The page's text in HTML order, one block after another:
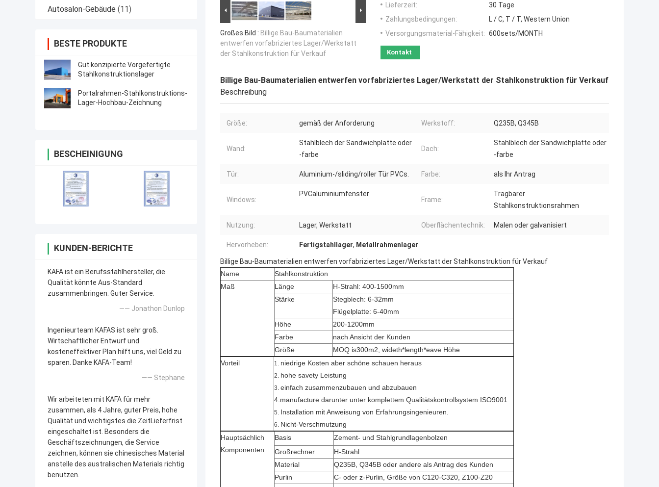
Autosalon-Gebäude (11)
BESTE PRODUKTE
Gut konzipierte Vorgefertigte
Stahlkonstruktionslager
Portalrahmen-Stahlkonstruktions-
Lager-Hochbau-Zeichnung
BESCHEINIGUNG
KUNDEN-BERICHTE
KAFA ist ein Berufsstahlhersteller, die
Qualität könnte Aus-Standard
zusammenbringen. Guter Service.
—— Jonathon Dunlop
Ingenieurteam KAFAS ist sehr groß.
Wirtschaftlicher Entwurf und
kosteneffektiver Plan hilft uns, viel Geld zu
sparen. Danke KAFA-Team!
—— Stephane
Wir arbeiteten mit KAFA für mehr
zusammen, als 4 Jahre, guter Preis, hohe
Qualität und wichtigstes die ZeitLieferfrist
eingeschaltet ist. Besonders die
Geschäftszeichnungen, die Service
zeichnen, können sie chinesisches Material
anstelle des australischen Materials richtig
benutzen.
Großes Bild : Billige Bau-Baumaterialien
entwerfen vorfabriziertes Lager/Werkstatt
der Stahlkonstruktion für Verkauf
Lieferzeit:
30 Tage
Zahlungsbedingungen:
L / C, T / T, Western Union
Versorgungsmaterial-Fähigkeit: 600sets/MONTH
Kontakt
Billige Bau-Baumaterialien entwerfen vorfabriziertes Lager/Werkstatt der Stahlkonstruktion für Verkauf
Beschreibung
Größe: gemäß der Anforderung Werkstoff: Q235B, Q345B
Wand:
Stahlblech der Sandwichplatte oder
-farbe
Dach:
Stahlblech der Sandwichplatte oder
-farbe
Tür: Aluminium-/sliding/roller Tür PVCs. Farbe: als Ihr Antrag
Windows:
PVCaluminiumfenster
Frame:
Tragbarer
Stahlkonstruktionsrahmen
Nutzung: Lager, Werkstatt Oberflächentechnik: Malen oder galvanisiert
Hervorheben: Fertigstahllager, Metallrahmenlager
Billige Bau-Baumaterialien entwerfen vorfabriziertes Lager/Werkstatt der Stahlkonstruktion für Verkauf
Name
Stahlkonstruktion
Maß
Länge
H-Strahl: 400-1500mm
Stärke
Stegblech: 6-32mm
Flügelplatte: 6-40mm
Höhe
200-1200mm
Farbe
nach Ansicht der Kunden
Größe
MOQ is300m2, wideth*length*eave Höhe
Vorteil
1. niedrige Kosten aber schöne schauen heraus
2. hohe savety Leistung
3. einfach zusammenzubauen und abzubauen
4.manufacture darunter unter komplettem Qualitätskontrollsystem ISO9001
5. Installation mit Anweisung von Erfahrungsingenieuren.
6. Nicht-Verschmutzung
Hauptsächlich
Komponenten
Basis
Zement- und Stahlgrundlagenbolzen
Großrechner
H-Strahl
Material
Q235B, Q345B oder andere als Antrag des Kunden
Purlin
C- oder z-Purlin, Größe von C120-C320, Z100-Z20